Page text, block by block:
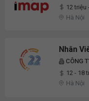
12 triệu
Hà Nội
Nhân
CÔNG
12 - 18
Hà Nội